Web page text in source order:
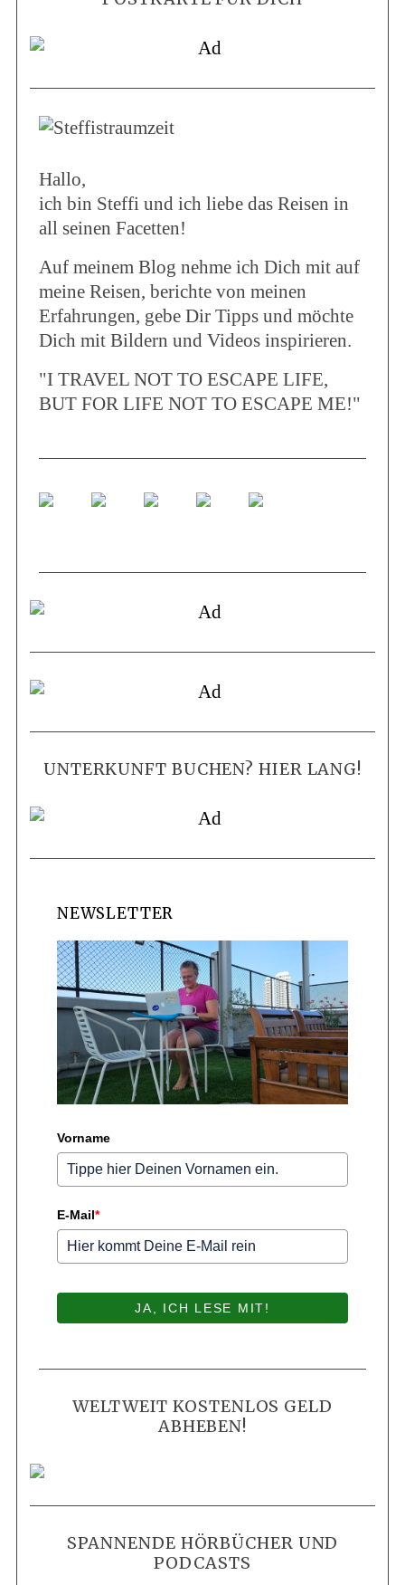
Hallo,
ich bin Steffi und ich liebe das Reisen in
all seinen Facetten!
Auf meinem Blog nehme ich Dich mit auf
meine Reisen, berichte von meinen
Erfahrungen, gebe Dir Tipps und möchte
Dich mit Bildern und Videos inspirieren.
"I TRAVEL NOT TO ESCAPE LIFE,
BUT FOR LIFE NOT TO ESCAPE ME!"
UNTERKUNFT BUCHEN? HIER LANG!
NEWSLETTER
Vorname
E-Mail*
JA, ICH LESE MIT!
WELTWEIT KOSTENLOS GELD
ABHEBEN!
SPANNENDE HÖRBÜCHER UND
PODCASTS